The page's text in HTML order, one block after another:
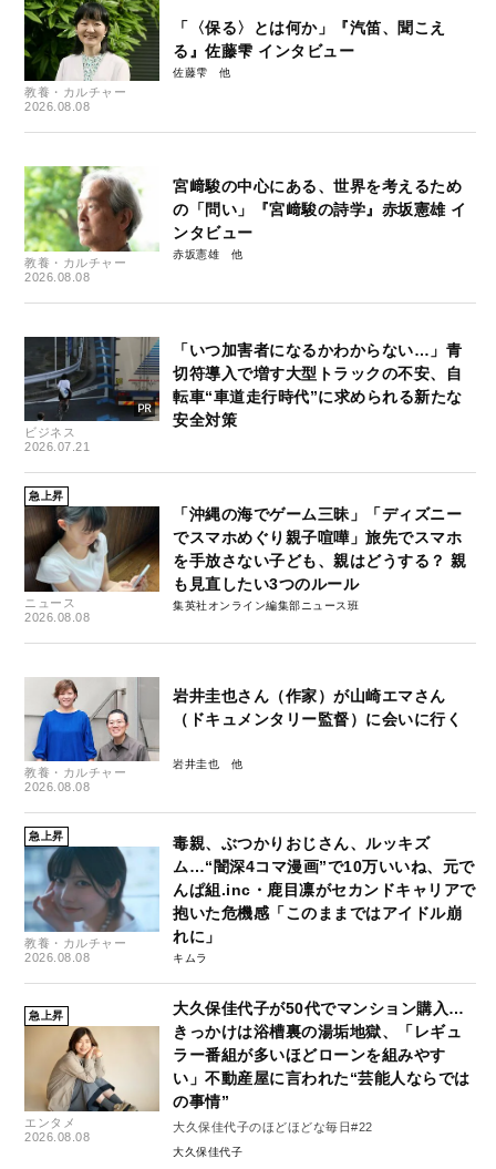
教養・カルチャー
2026.08.08
「〈保る〉とは何か」『汽笛、聞こえ
る』佐藤雫 インタビュー
佐藤雫
教養・カルチャー
2026.08.08
宮﨑駿の中心にある、世界を考えるため
の「問い」『宮﨑駿の詩学』赤坂憲雄 イ
ンタビュー
赤坂憲雄
ビジネス
2026.07.21
「いつ加害者になるかわからない…」青
切符導入で増す大型トラックの不安、自
転車“車道走行時代”に求められる新たな
安全対策
急上昇
ニュース
2026.08.08
「沖縄の海でゲーム三昧」「ディズニー
でスマホめぐり親子喧嘩」旅先でスマホ
を手放さない子ども、親はどうする？ 親
も見直したい3つのルール
集英社オンライン編集部ニュース班
教養・カルチャー
2026.08.08
岩井圭也さん（作家）が山崎エマさん
（ドキュメンタリー監督）に会いに行く
岩井圭也
急上昇
教養・カルチャー
2026.08.08
毒親、ぶつかりおじさん、ルッキズ
ム…“闇深4コマ漫画”で10万いいね、元で
んぱ組.inc・鹿目凛がセカンドキャリアで
抱いた危機感「このままではアイドル崩
れに」
キムラ
急上昇
エンタメ
2026.08.08
大久保佳代子が50代でマンション購入…
きっかけは浴槽裏の湯垢地獄、「レギュ
ラー番組が多いほどローンを組みやす
い」不動産屋に言われた“芸能人ならでは
の事情”
大久保佳代子のほどほどな毎日#22
大久保佳代子